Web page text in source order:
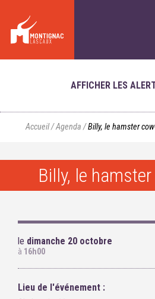
AFFICHER LES
Accueil/Agenda /Billy, le hamster
Billy, le
le dimanche 20 octobre
à 16h00
Lieu de l'événement :